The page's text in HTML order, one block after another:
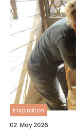
inspiration
02. May 2026